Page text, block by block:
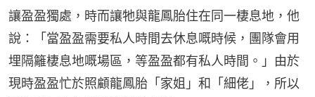
讓盈盈獨處，時而讓牠與龍鳳胎住在同一棲息地，他
說：「當盈盈需要私人時間去休息嘅時候，團隊會用
埋隔籬棲息地嘅場區，等盈盈都有私人時間。」由於
現時盈盈忙於照顧龍鳳胎「家姐」和「細佬」，所以